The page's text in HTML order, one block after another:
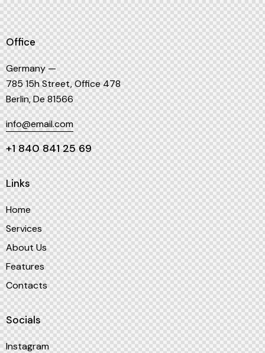
Office
Germany —
785 15h Street, Office 478
Berlin, De 81566
info@email.com
+1 840 841 25 69
Links
Home
Services
About Us
Features
Contacts
Socials
Instagram